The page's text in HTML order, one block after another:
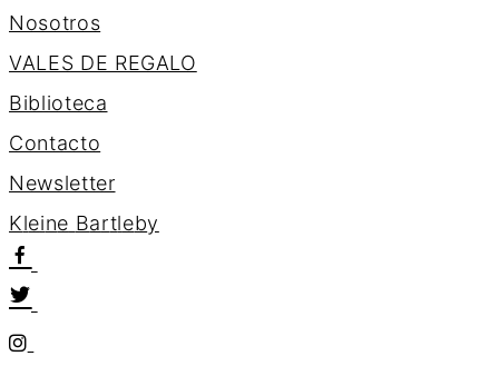
Nosotros
VALES DE REGALO
Biblioteca
Contacto
Newsletter
Kleine Bartleby